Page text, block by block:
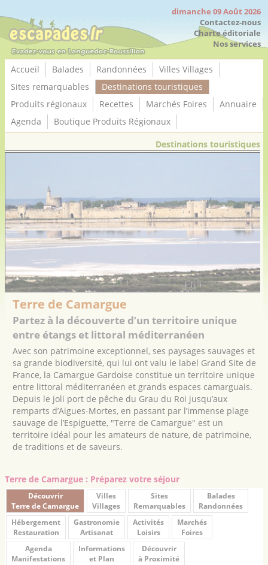
dimanche 09 Août 2026
Contactez-nous
Charte éditoriale
Nos services
Accueil Balades Randonnées
Villes Villages
Sites remarquables
Destinations touristiques
Produits régionaux
Recettes Marchés Foires
Annuaire
Agenda
Boutique Produits Régionaux
Destinations touristiques
Terre de Camargue
Partez à la découverte d’un territoire unique
entre étangs et littoral méditerranéen
Avec son patrimoine exceptionnel, ses paysages sauvages et
sa grande biodiversité, qui lui ont valu le label Grand Site de
France, la Camargue Gardoise constitue un territoire unique
entre littoral méditerranéen et grands espaces camarguais.
Depuis le joli port de pêche du Grau du Roi jusqu’aux
remparts d’Aigues-Mortes, en passant par l’immense plage
sauvage de l’Espiguette, "Terre de Camargue" est un
territoire idéal pour les amateurs de nature, de patrimoine,
de traditions et de saveurs.
Terre de Camargue : Préparez votre séjour
Découvrir
Terre de Camargue
Villes
Villages
Sites
Remarquables
Balades
Randonnées
Hébergement
Restauration
Gastronomie
Artisanat
Activités
Loisirs
Marchés
Foires
Agenda
Manifestations
Informations
et Plan
Découvrir
à Proximité